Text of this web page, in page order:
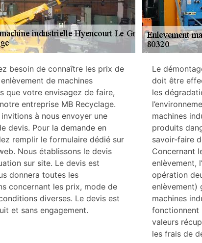
besoin de connaître les prix de
enlèvement de machines
que votre envisagez de faire,
entreprise MB Recyclage.
à nous envoyer une
devis. Pour la demande en
remplir le formulaire dédié sur
Nous établissons le devis
sur site. Le devis est
donnera toutes les
concernant les prix, mode de
diverses. Le devis est
et sans engagement.
Le
doit être
les
machines
produits
savoir-faire
Concernant
enlèvement,
opération
enlèvement)
machines
fonctionnent
valeurs
les frais de